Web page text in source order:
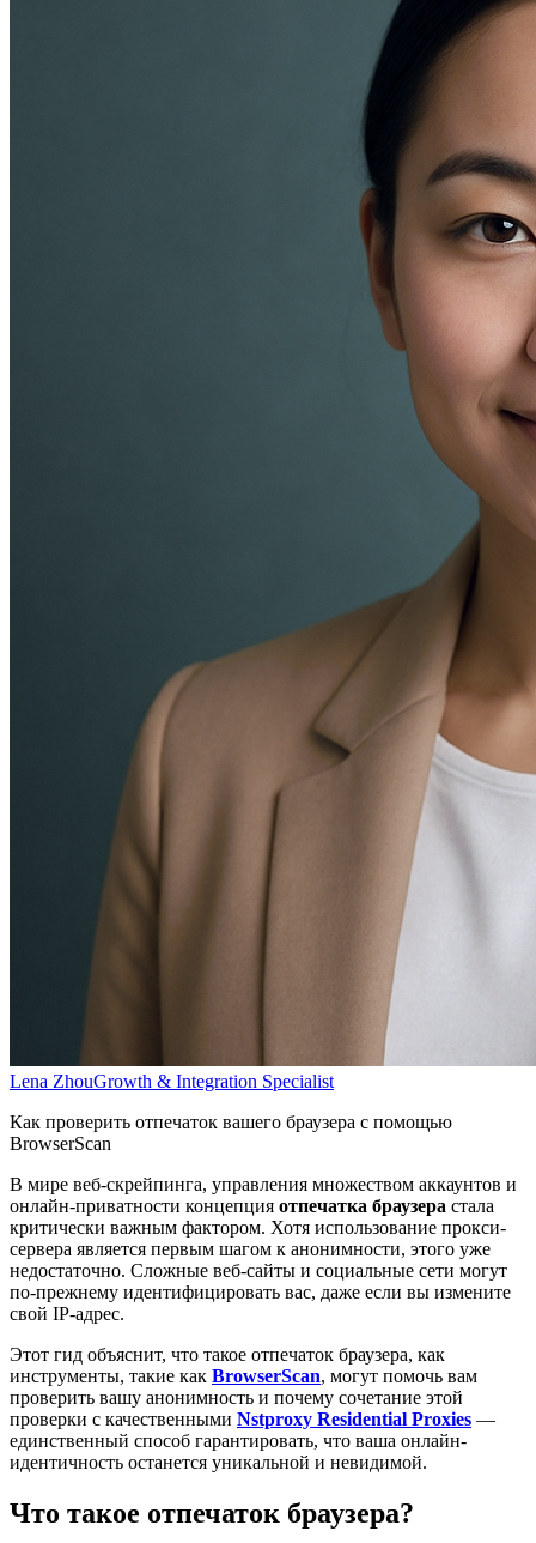
Lena ZhouGrowth & Integration Specialist
Как проверить отпечаток вашего браузера с помощью
BrowserScan
В мире веб-скрейпинга, управления множеством аккаунтов и
онлайн-приватности концепция отпечатка браузера стала
критически важным фактором. Хотя использование прокси-
сервера является первым шагом к анонимности, этого уже
недостаточно. Сложные веб-сайты и социальные сети могут
по-прежнему идентифицировать вас, даже если вы измените
свой IP-адрес.
Этот гид объяснит, что такое отпечаток браузера, как
инструменты, такие как BrowserScan, могут помочь вам
проверить вашу анонимность и почему сочетание этой
проверки с качественными Nstproxy Residential Proxies —
единственный способ гарантировать, что ваша онлайн-
идентичность останется уникальной и невидимой.
Что такое отпечаток браузера?